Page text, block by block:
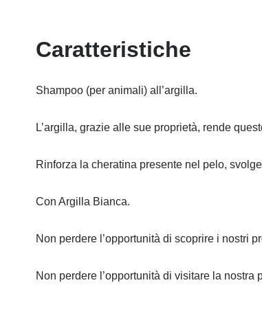
Caratteristiche
Shampoo (per animali) all’argilla.
L’argilla, grazie alle sue proprietà, rende
Rinforza la cheratina presente nel pelo,
Con Argilla Bianca.
Non perdere l’opportunità di scoprire i nostri
Non perdere l’opportunità di visitare la nostra